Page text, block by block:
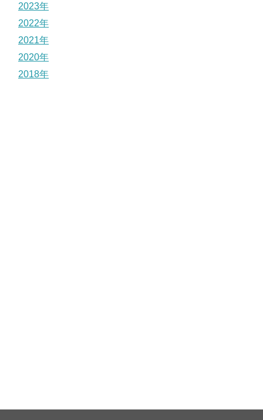
2023年
2022年
2021年
2020年
2018年